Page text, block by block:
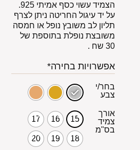
הצמיד עשוי כסף אמיתי 925.
על יד עיגול החריטה ניתן לצרף
תליון לב משובץ נופל או חמסה
משובצת נופלת בתוספת של
30 שח .
אפשרויות בחירה*
בחר/י
צבע
אורך
צמיד
בס"מ
15
16
17
18
19
20